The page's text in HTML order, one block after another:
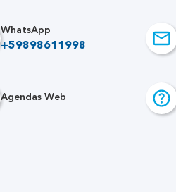
WhatsApp
+59898611998
Agendas Web